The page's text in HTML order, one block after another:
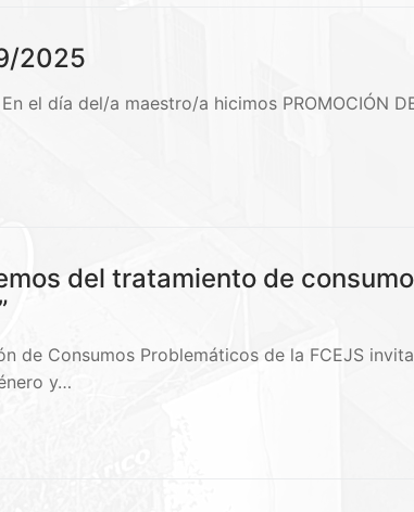
2025
En el día del/a maestro/a hicimos
del tratamiento de
de Consumos Problemáticos de la FCEJS
y…